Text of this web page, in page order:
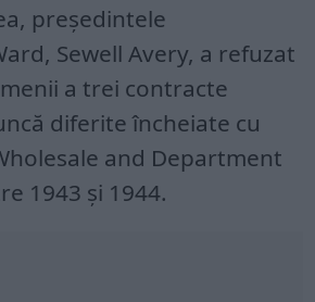
președintele
Sewell Avery, a refuzat
a trei contracte
diferite încheiate cu
and Department
1943 și 1944.